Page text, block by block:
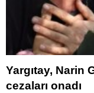
Yargıtay, Narin
cezaları onadı